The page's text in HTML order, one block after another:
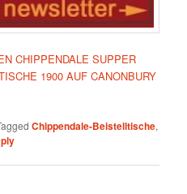
CHIPPENDALE SUPPER
1900 AUF CANONBURY
Chippendale-Beistelltische,